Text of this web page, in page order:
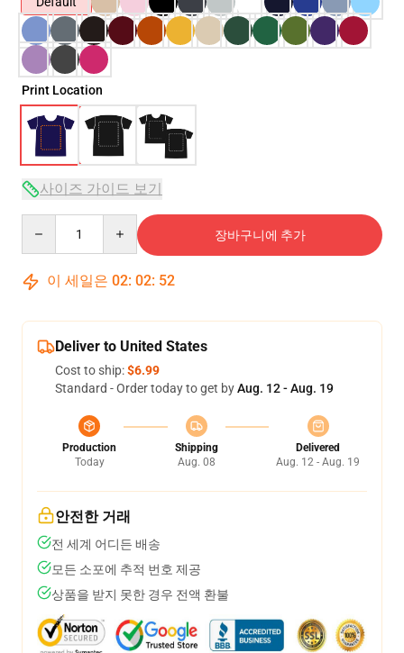
Print Location
사이즈 가이드 보기
장바구니에 추가
이 세일은 02: 02: 51
Deliver to United States
Cost to ship:$6.99
Standard - Order today to get byAug. 12 - Aug. 19
Production
Today
Shipping
Aug. 08
Delivered
Aug. 12 - Aug. 19
안전한 거래
전 세계 어디든 배송
모든 소포에 추적 번호 제공
상품을 받지 못한 경우 전액 환불